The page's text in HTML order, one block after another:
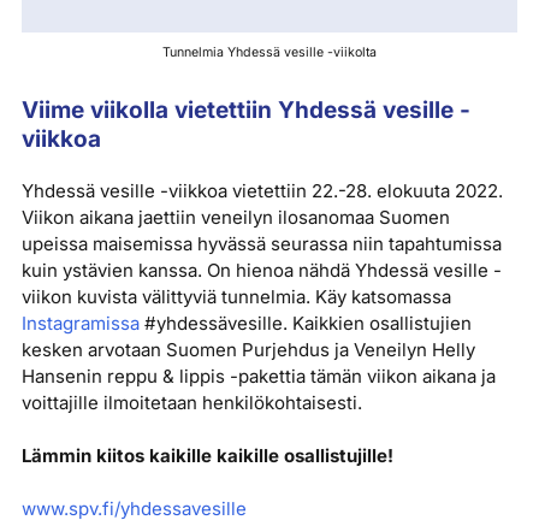
Tunnelmia Yhdessä vesille -viikolta
Viime viikolla vietettiin Yhdessä vesille -
viikkoa
Yhdessä vesille -viikkoa vietettiin 22.-28. elokuuta 2022.
Viikon aikana jaettiin veneilyn ilosanomaa Suomen
upeissa maisemissa hyvässä seurassa niin tapahtumissa
kuin ystävien kanssa. On hienoa nähdä Yhdessä vesille -
viikon kuvista välittyviä tunnelmia. Käy katsomassa
Instagramissa#yhdessävesille. Kaikkien osallistujien
kesken arvotaan Suomen Purjehdus ja Veneilyn Helly
Hansenin reppu & lippis -pakettia tämän viikon aikana ja
voittajille ilmoitetaan henkilökohtaisesti.
Lämmin kiitos kaikille kaikille osallistujille!
www.spv.fi/yhdessavesille